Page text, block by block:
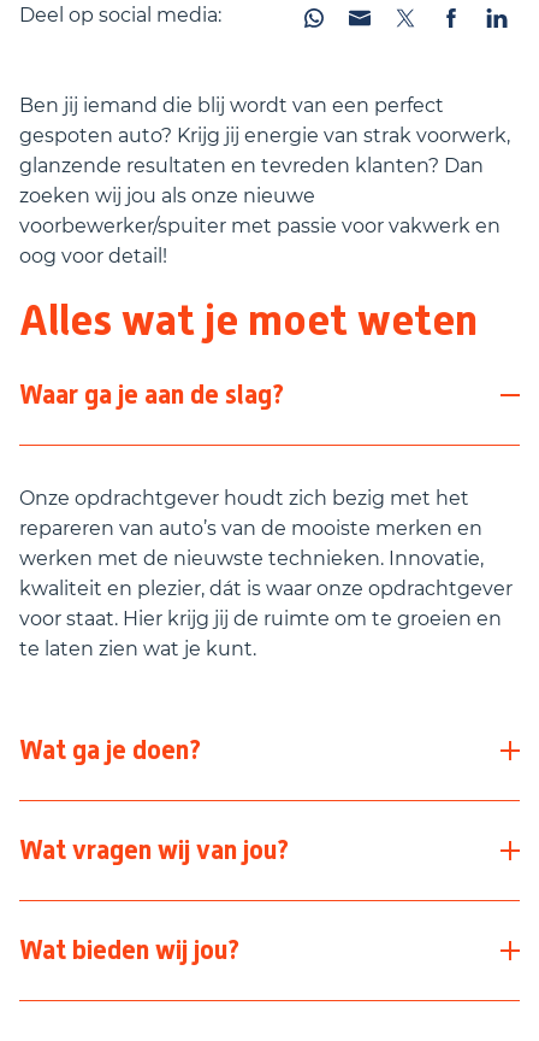
Deel op social media:
Ben jij iemand die blij wordt van een perfect
gespoten auto? Krijg jij energie van strak voorwerk,
glanzende resultaten en tevreden klanten? Dan
zoeken wij jou als onze nieuwe
voorbewerker/spuiter met passie voor vakwerk en
oog voor detail!
Alles wat je moet weten
Waar ga je aan de slag?
Onze opdrachtgever houdt zich bezig met het
repareren van auto’s van de mooiste merken en
werken met de nieuwste technieken. Innovatie,
kwaliteit en plezier, dát is waar onze opdrachtgever
voor staat. Hier krijg jij de ruimte om te groeien en
te laten zien wat je kunt.
Wat ga je doen?
Als voorbewerker/spuiter bij onze opdrachtgever
geef jij voertuigen hun glans terug. Van kleine kras
tot complete make-over: jij zorgt ervoor dat elke
komt. Je werkt met moderne apparatuur,
Wat vragen wij van jou?
Jij bent een echte vakman of -vrouw die trots is op
zijn werk. Je hebt oog voor detail, werkt netjes en
vindt kwaliteit belangrijk.
Wat bieden wij jou?